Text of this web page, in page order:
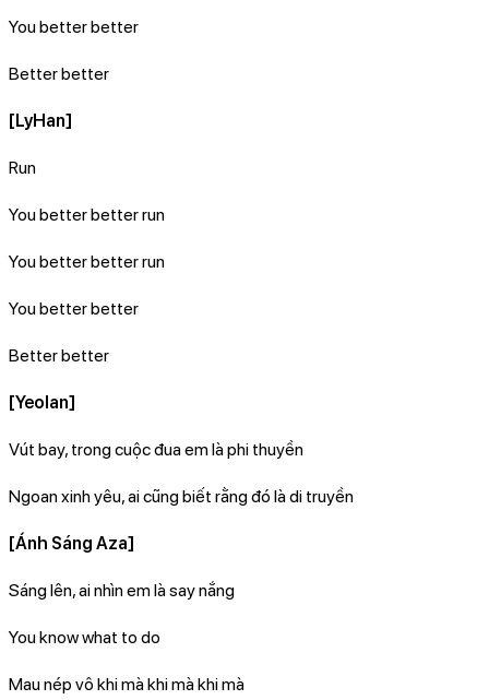
You better better
Better better
[LyHan]
Run
You better better run
You better better run
You better better
Better better
[Yeolan]
Vút bay, trong cuộc đua em là phi thuyền
Ngoan xinh yêu, ai cũng biết rằng đó là di truyền
[Ánh Sáng Aza]
Sáng lên, ai nhìn em là say nắng
You know what to do
Mau nép vô khi mà khi mà khi mà